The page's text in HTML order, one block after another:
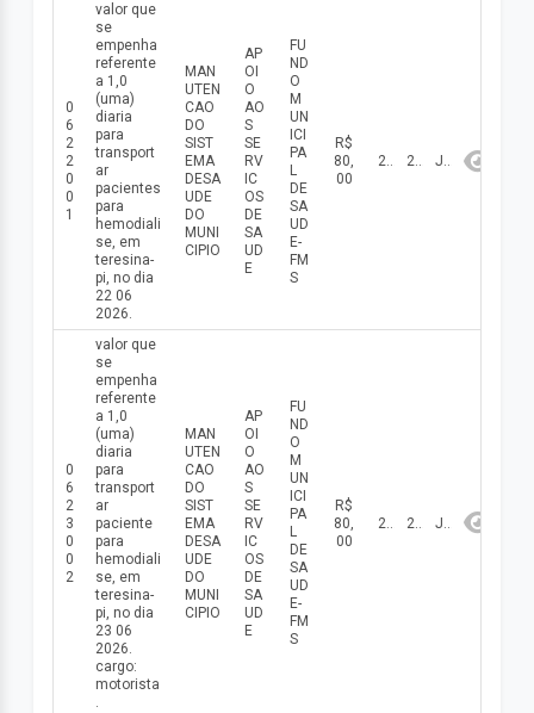
0
6
2
2
0
0
1
valor que
se
empenha
referente
a 1,0
(uma)
diaria
para
transport
ar
pacientes
para
hemodiali
se, em
teresina-
pi, no dia
22 06
2026.
MAN
UTEN
CAO
DO
SIST
EMA
DESA
UDE
DO
MUNI
CIPIO
AP
OI
O
AO
S
SE
RV
IC
OS
DE
SA
UD
E
FU
ND
O
M
UN
ICI
PA
L
DE
SA
UD
E-
FM
S
R$
80,
00
22/06/2026 2026 Junho
0
6
2
3
0
0
2
valor que
se
empenha
referente
a 1,0
(uma)
diaria
para
transport
ar
paciente
para
hemodiali
se, em
teresina-
pi, no dia
23 06
2026.
cargo:
motorista
.
MAN
UTEN
CAO
DO
SIST
EMA
DESA
UDE
DO
MUNI
CIPIO
AP
OI
O
AO
S
SE
RV
IC
OS
DE
SA
UD
E
FU
ND
O
M
UN
ICI
PA
L
DE
SA
UD
E-
FM
S
R$
80,
00
23/06/2026 2026 Junho